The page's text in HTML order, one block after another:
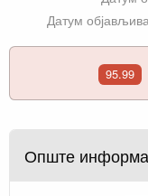
Датум
95.99
Опште